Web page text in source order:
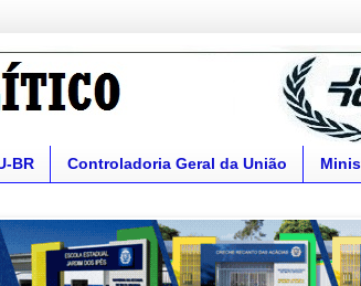
BR Controladoria Geral da União